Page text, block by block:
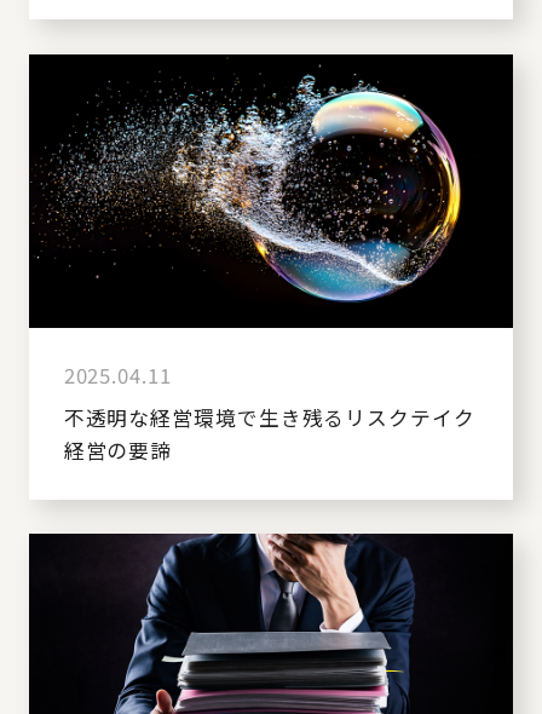
2025.04.11
不透明な経営環境で生き残るリスクテイク
経営の要諦